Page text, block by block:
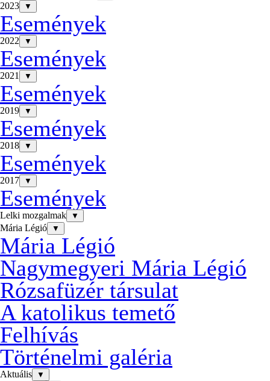
2023 ▼
Események
2022 ▼
Események
2021 ▼
Események
2019 ▼
Események
2018 ▼
Események
2017 ▼
Események
Lelki mozgalmak ▼
Mária Légió ▼
Mária Légió
Nagymegyeri Mária Légió
Rózsafüzér társulat
A katolikus temető
Felhívás
Történelmi galéria
Aktuális ▼